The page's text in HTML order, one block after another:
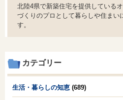
北陸4県で新築住宅を提供している
づくりのプロとして暮らしや住まい
す。
カテゴリー
生活・暮らしの知恵 (689)